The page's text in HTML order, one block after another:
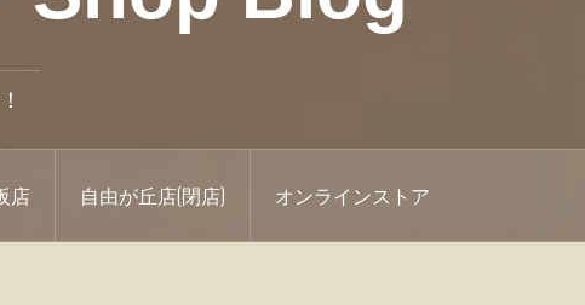
店 自由が丘店(閉店) オンラインストア